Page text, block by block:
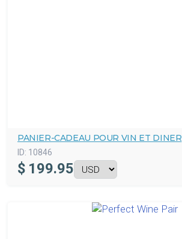
PANIER-CADEAU POUR VIN ET DINER
ID: 10846
$ 199.95